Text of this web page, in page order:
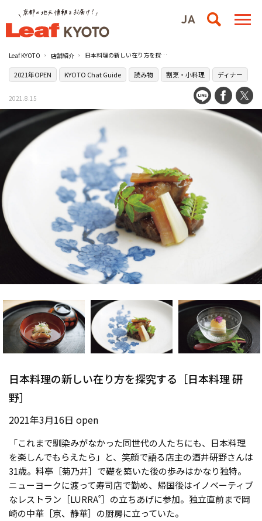
Leaf KYOTO 店舗紹介 日本料理の新しい在り方を探究する［日本料理 研野］
2021年OPEN KYOTO Chat Guide 読み物 割烹・小料理 ディナー
2021.8.15
日本料理の新しい在り方を探究する［日本料理 研
野］
2021年3月16日 open
「これまで馴染みがなかった同世代の人たちにも、日本料理
を楽しんでもらえたら」と、笑顔で語る店主の酒井研野さんは
31歳。料亭［菊乃井］で礎を築いた後の歩みはかなり独特。
ニューヨークに渡って寿司店で勤め、帰国後はイノベーティブ
なレストラン［LURRA˚］の立ちあげに参加。独立直前まで岡
崎の中華［京、静華］の厨房に立っていた。